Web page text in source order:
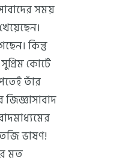
সময়
কিন্তু
কোর্টে
তাঁর
জিজ্ঞাসাবাদ
ভাষণ!
মত